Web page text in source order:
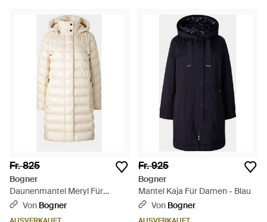
Fr. 825
Bogner
Daunenmantel Meryl Für
Damen - Natur
Von Bogner
Fr. 925
Bogner
Mantel Kaja Für Damen - Blau
Von Bogner